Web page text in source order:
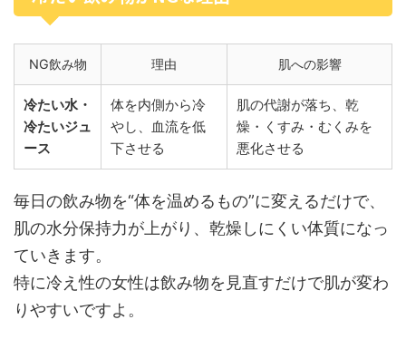
NG飲み物 理由 肌への影響
冷たい水・
冷たいジュ
ース
体を内側から冷
やし、血流を低
下させる
肌の代謝が落ち、乾
燥・くすみ・むくみを
悪化させる
毎日の飲み物を“体を温めるもの”に変えるだけで、
肌の水分保持力が上がり、乾燥しにくい体質になっ
ていきます。
特に冷え性の女性は飲み物を見直すだけで肌が変わ
りやすいですよ。